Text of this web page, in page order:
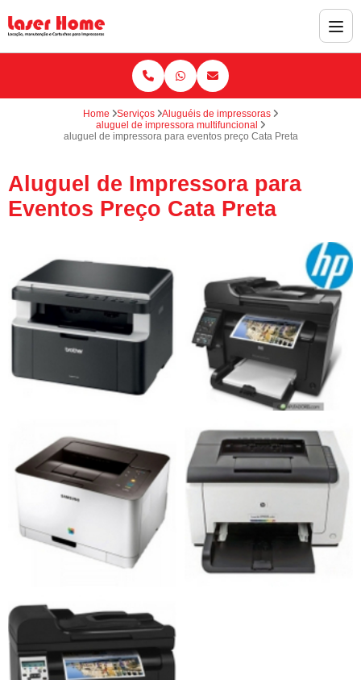
Home Serviços
Aluguéis de impressoras
aluguel de impressora multifuncional
aluguel de impressora para eventos preço Cata Preta
Aluguel de Impressora para
Eventos Preço Cata Preta